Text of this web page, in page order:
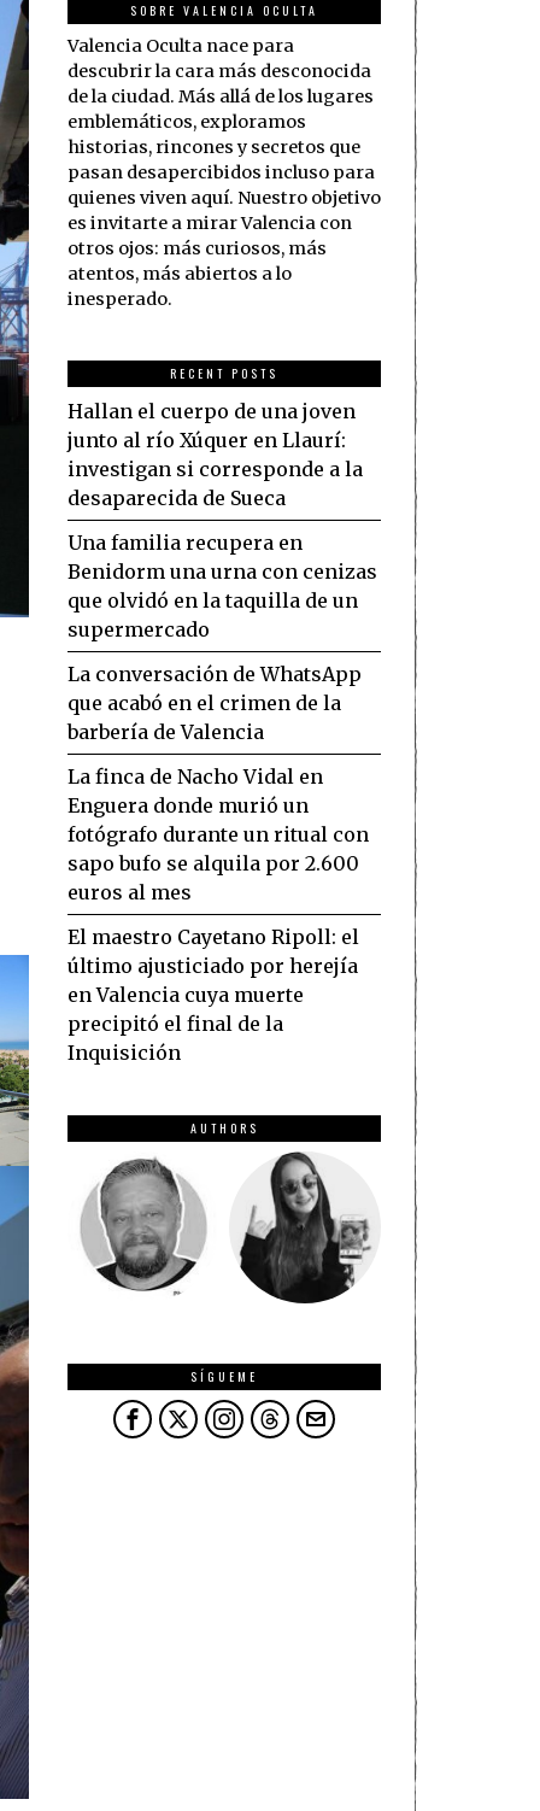
SOBRE VALENCIA OCULTA
Valencia Oculta nace para
descubrir la cara más desconocida
de la ciudad. Más allá de los lugares
emblemáticos, exploramos
historias, rincones y secretos que
pasan desapercibidos incluso para
quienes viven aquí. Nuestro objetivo
es invitarte a mirar Valencia con
otros ojos: más curiosos, más
atentos, más abiertos a lo
inesperado.
RECENT POSTS
Hallan el cuerpo de una joven
junto al río Xúquer en Llaurí:
investigan si corresponde a la
desaparecida de Sueca
Una familia recupera en
Benidorm una urna con cenizas
que olvidó en la taquilla de un
supermercado
La conversación de WhatsApp
que acabó en el crimen de la
barbería de Valencia
La finca de Nacho Vidal en
Enguera donde murió un
fotógrafo durante un ritual con
sapo bufo se alquila por 2.600
euros al mes
El maestro Cayetano Ripoll: el
último ajusticiado por herejía
en Valencia cuya muerte
precipitó el final de la
Inquisición
AUTHORS
SÍGUEME